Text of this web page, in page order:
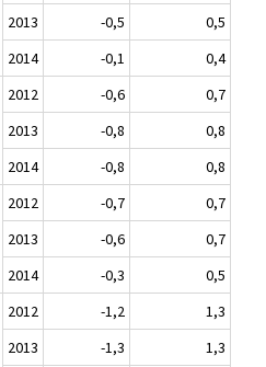
2013
-0,5
0,5
2014
-0,1
0,4
2012 -0,6
0,7
2013
-0,8
0,8
2014
-0,8
0,8
2012 -0,7
0,7
2013
-0,6
0,7
2014
-0,3
0,5
2012 -1,2
1,3
2013
-1,3
1,3